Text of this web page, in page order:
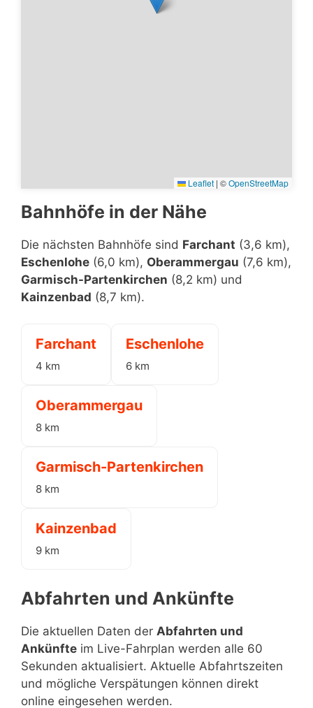
Leaflet | ©OpenStreetMap
Bahnhöfe in der Nähe
Die nächsten Bahnhöfe sind Farchant (3,6 km),
Eschenlohe (6,0 km), Oberammergau (7,6 km),
Garmisch-Partenkirchen (8,2 km) und
Kainzenbad (8,7 km).
Farchant
4 km
Eschenlohe
6 km
Oberammergau
8 km
Garmisch-Partenkirchen
8 km
Kainzenbad
9 km
Abfahrten und Ankünfte
Die aktuellen Daten der Abfahrten und
Ankünfte im Live-Fahrplan werden alle 60
Sekunden aktualisiert. Aktuelle Abfahrtszeiten
und mögliche Verspätungen können direkt
online eingesehen werden.